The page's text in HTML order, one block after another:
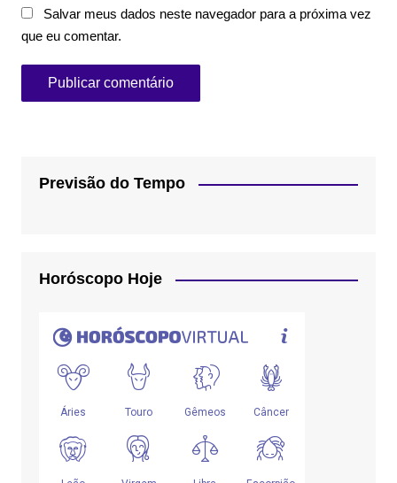
Salvar meus dados neste navegador para a próxima vez
que eu comentar.
Previsão do Tempo
Horóscopo Hoje